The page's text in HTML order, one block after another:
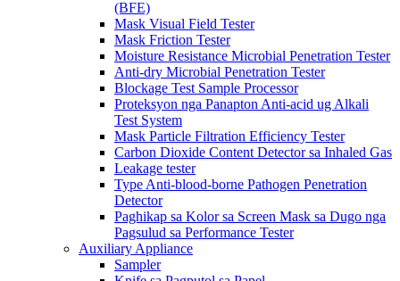
(BFE)
Mask Visual Field Tester
Mask Friction Tester
Moisture Resistance Microbial Penetration Tester
Anti-dry Microbial Penetration Tester
Blockage Test Sample Processor
Proteksyon nga Panapton Anti-acid ug Alkali
Test System
Mask Particle Filtration Efficiency Tester
Carbon Dioxide Content Detector sa Inhaled Gas
Leakage tester
Type Anti-blood-borne Pathogen Penetration
Detector
Paghikap sa Kolor sa Screen Mask sa Dugo nga
Pagsulud sa Performance Tester
Auxiliary Appliance
Sampler